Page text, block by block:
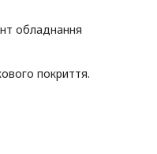
обладнання
покриття.